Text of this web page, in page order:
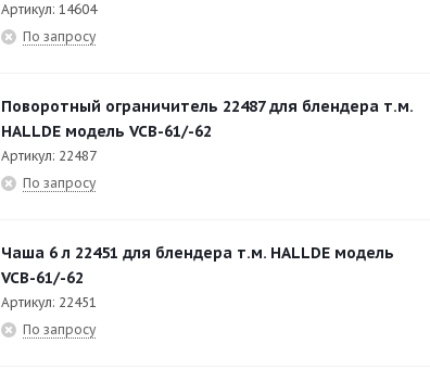
Артикул: 14604
По запросу
Поворотный ограничитель 22487 для блендера т.м.
HALLDE модель VCB-61/-62
Артикул: 22487
По запросу
Чаша 6 л 22451 для блендера т.м. HALLDE модель
VCB-61/-62
Артикул: 22451
По запросу